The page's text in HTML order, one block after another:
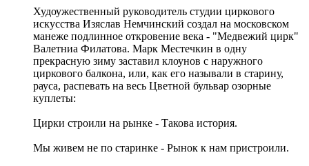
Худоужественный руководитель студии циркового
искусства Изяслав Немчинский создал на московском
манеже подлинное откровение века - "Медвежий цирк"
Валетниа Филатова. Марк Местечкин в одну
прекрасную зиму заставил клоунов с наружного
циркового балкона, или, как его называли в старину,
рауса, распевать на весь Цветной бульвар озорные
куплеты:
Цирки строили на рынке - Такова история.
Мы живем не по старинке - Рынок к нам пристроили.